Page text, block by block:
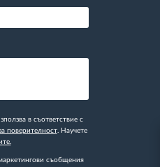
в съответствие с
поверителност. Научете
съобщения